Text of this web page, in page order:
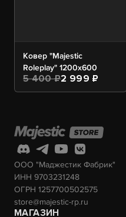
Ковер "Majestic
Roleplay" 1200х600
5 400 ₽2 999 ₽
ООО "Маджестик Фабрик"
ИНН 9703231248
ОГРН 1257700502575
store@majestic-rp.ru
МАГАЗИН